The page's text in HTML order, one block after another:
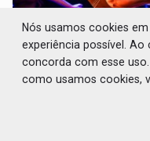
A ILHA:
programação do
Nós usamos cookies
experiência possível.
concorda com esse
como usamos cookies,